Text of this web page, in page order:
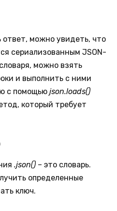
ответ, можно увидеть, что
сериализованным JSON-
можно взять
и выполнить с ними
с помощью json.loads()
который требует
.json() – это словарь.
определенные
ключ.